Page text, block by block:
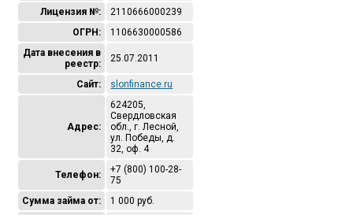
Лицензия №:
2110666000239
ОГРН:
1106630000586
Дата внесения в
реестр:
25.07.2011
Сайт: slonfinance.ru
Адрес:
624205,
Свердловская
обл., г. Лесной,
ул. Победы, д.
32, оф. 4
Телефон:
+7 (800) 100-28-
75
Сумма займа от:
1 000 руб.